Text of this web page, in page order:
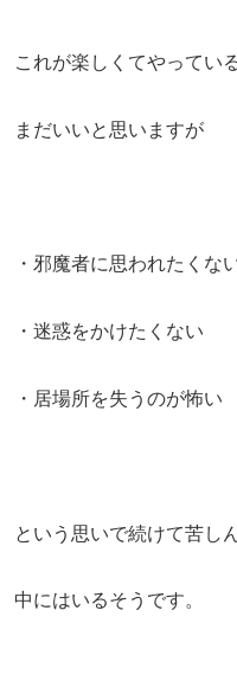
これが楽しくてやってい
まだいいと思いますが
・邪魔者に思われたくな
・迷惑をかけたくない
・居場所を失うのが怖い
という思いで続けて苦し
中にはいるそうです。